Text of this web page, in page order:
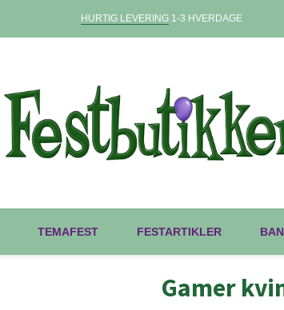
HURTIG LEVERING1-3 HVERDAGE
TEMAFEST FESTARTIKLER
Gamer